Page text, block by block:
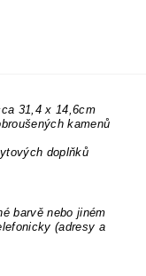
31,4 x 14,6cm
kamenů
doplňků
barvě nebo jiném
(adresy a